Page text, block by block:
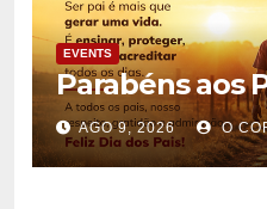
EVENTS
Parabéns aos
AGO 9, 2026 O